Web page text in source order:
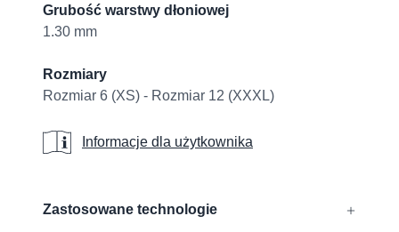
Grubość warstwy dłoniowej
1.30 mm
Rozmiary
Rozmiar 6 (XS) - Rozmiar 12 (XXXL)
Informacje dla użytkownika
Informacje dla użytkownika
Zastosowane technologie